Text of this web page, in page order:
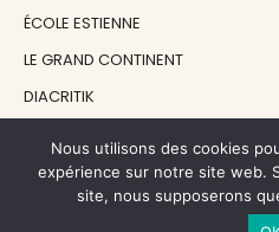
ÉCOLE ESTIENNE
LE GRAND CONTINENT
DIACRITIK
NOS SOUTIENS
Nous utilisons des cookies
expérience sur notre site web.
site, nous supposerons